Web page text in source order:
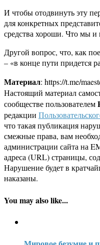
И чтобы отодвинуть эту
для конкретных
средства хороши. Что мы и
Другой вопрос, что, как
– «в конце пути придется
Материал: https://t.me/
Настоящий материал
сообществе пользователем
редакции
что такая публикация
смежные права, вам
администрации сайта на
адреса (URL) страницы,
Нарушение будет в
наказаны.
You may also like...